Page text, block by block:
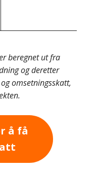
beregnet ut fra
og deretter
omsetningsskatt,
å få